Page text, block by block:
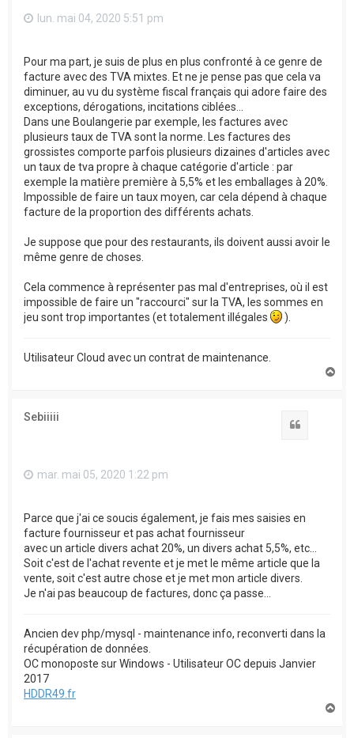
lun. mai 04, 2020 5:51 pm
Pour ma part, je suis de plus en plus confronté à ce genre de
facture avec des TVA mixtes. Et ne je pense pas que cela va
diminuer, au vu du système fiscal français qui adore faire des
exceptions, dérogations, incitations ciblées...
Dans une Boulangerie par exemple, les factures avec
plusieurs taux de TVA sont la norme. Les factures des
grossistes comporte parfois plusieurs dizaines d'articles avec
un taux de tva propre à chaque catégorie d'article : par
exemple la matière première à 5,5% et les emballages à 20%.
Impossible de faire un taux moyen, car cela dépend à chaque
facture de la proportion des différents achats.
Je suppose que pour des restaurants, ils doivent aussi avoir le
même genre de choses.
Cela commence à représenter pas mal d'entreprises, où il est
impossible de faire un "raccourci" sur la TVA, les sommes en
jeu sont trop importantes (et totalement illégales
).
Utilisateur Cloud avec un contrat de maintenance.
Sebiiiii
mar. mai 05, 2020 1:22 pm
Parce que j'ai ce soucis également, je fais mes saisies en
facture fournisseur et pas achat fournisseur
avec un article divers achat 20%, un divers achat 5,5%, etc...
Soit c'est de l'achat revente et je met le même article que la
vente, soit c'est autre chose et je met mon article divers.
Je n'ai pas beaucoup de factures, donc ça passe...
Ancien dev php/mysql - maintenance info, reconverti dans la
récupération de données.
OC monoposte sur Windows - Utilisateur OC depuis Janvier
2017
HDDR49.fr